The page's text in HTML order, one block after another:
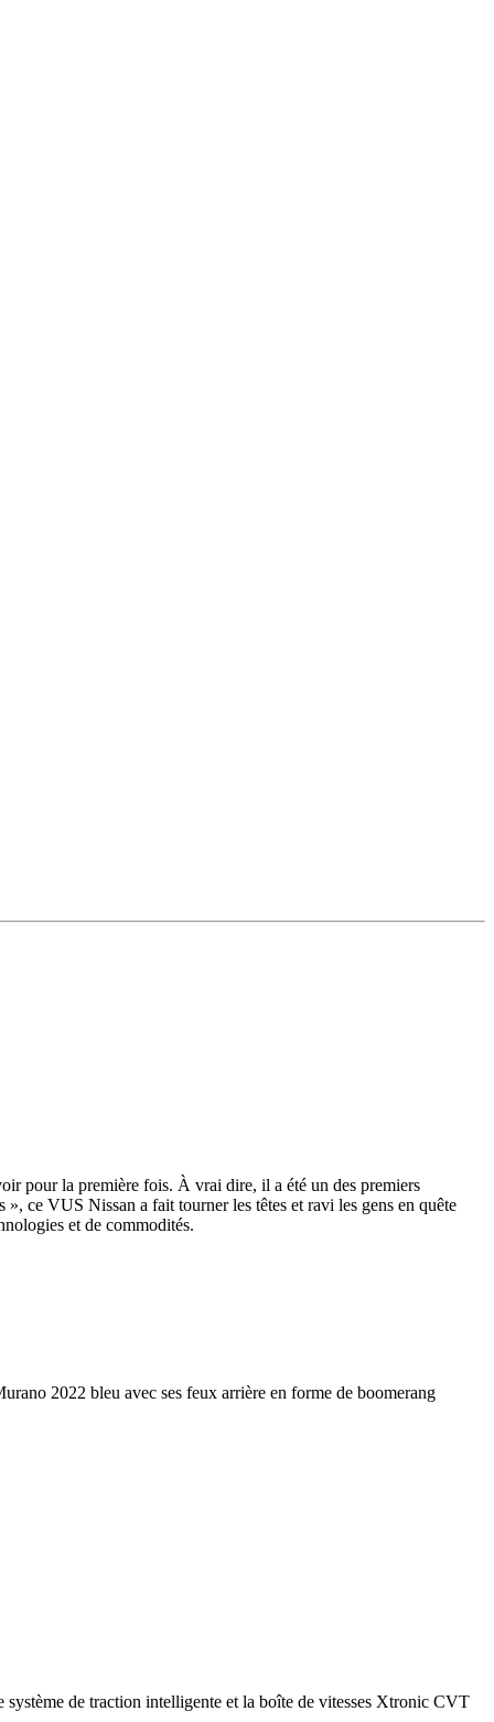
pour la première fois. À vrai dire, il a été un des premiers
ce VUS Nissan a fait tourner les têtes et ravi les gens en quête
et de commodités.
de traction intelligente et la boîte de vitesses Xtronic CVT